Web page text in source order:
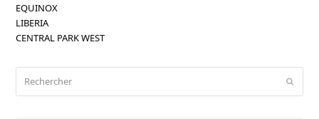
EQUINOX
LIBERIA
CENTRAL PARK WEST